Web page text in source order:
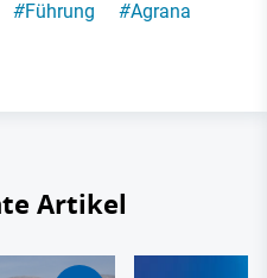
#Führung #Agrana
Artikel